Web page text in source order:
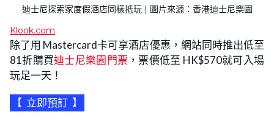
迪士尼探索家度假酒店同樣抵玩 | 圖片來源：香港迪士尼樂園
Klook.com
除了用 Mastercard卡可享酒店優惠，網站同時推出低至
81折購買迪士尼樂園門票 ，票價低至 HK$570就可入場
玩足一天！
【 立即預訂 】